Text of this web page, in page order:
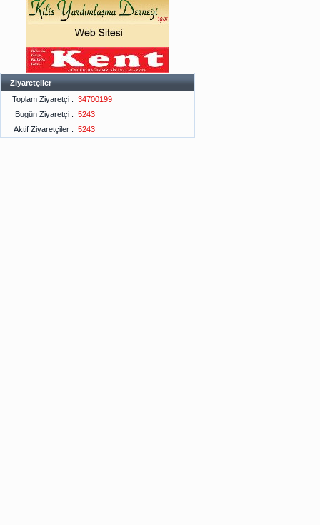
Ziyaretçiler
Toplam Ziyaretçi : 34700199
Bugün Ziyaretçi : 5243
Aktif Ziyaretçiler : 5243